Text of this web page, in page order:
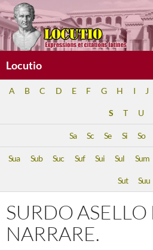
Aller
au
contenu
Locutio
A B C D E F G H I J
S T U
Sa Sc Se Si So
Sua Sub Suc Suf Sui Sul Sum
Sut Suu
SURDO
NARRARE.